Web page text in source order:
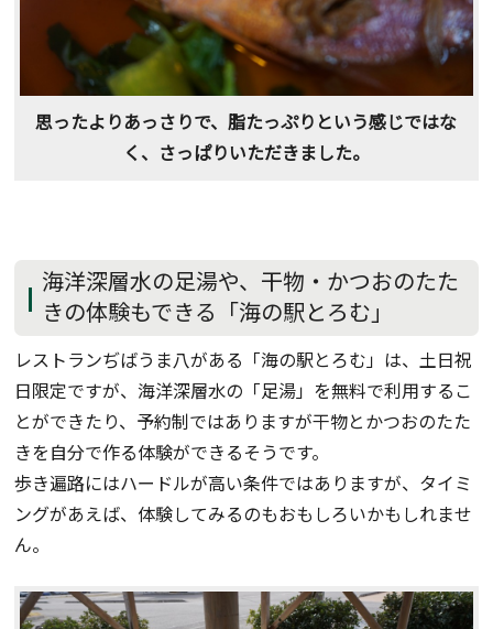
思ったよりあっさりで、脂たっぷりという感じではな
く、さっぱりいただきました。
海洋深層水の足湯や、干物・かつおのたた
きの体験もできる「海の駅とろむ」
レストランぢばうま八がある「海の駅とろむ」は、土日祝
日限定ですが、海洋深層水の「足湯」を無料で利用するこ
とができたり、予約制ではありますが干物とかつおのたた
きを自分で作る体験ができるそうです。
歩き遍路にはハードルが高い条件ではありますが、タイミ
ングがあえば、体験してみるのもおもしろいかもしれませ
ん。